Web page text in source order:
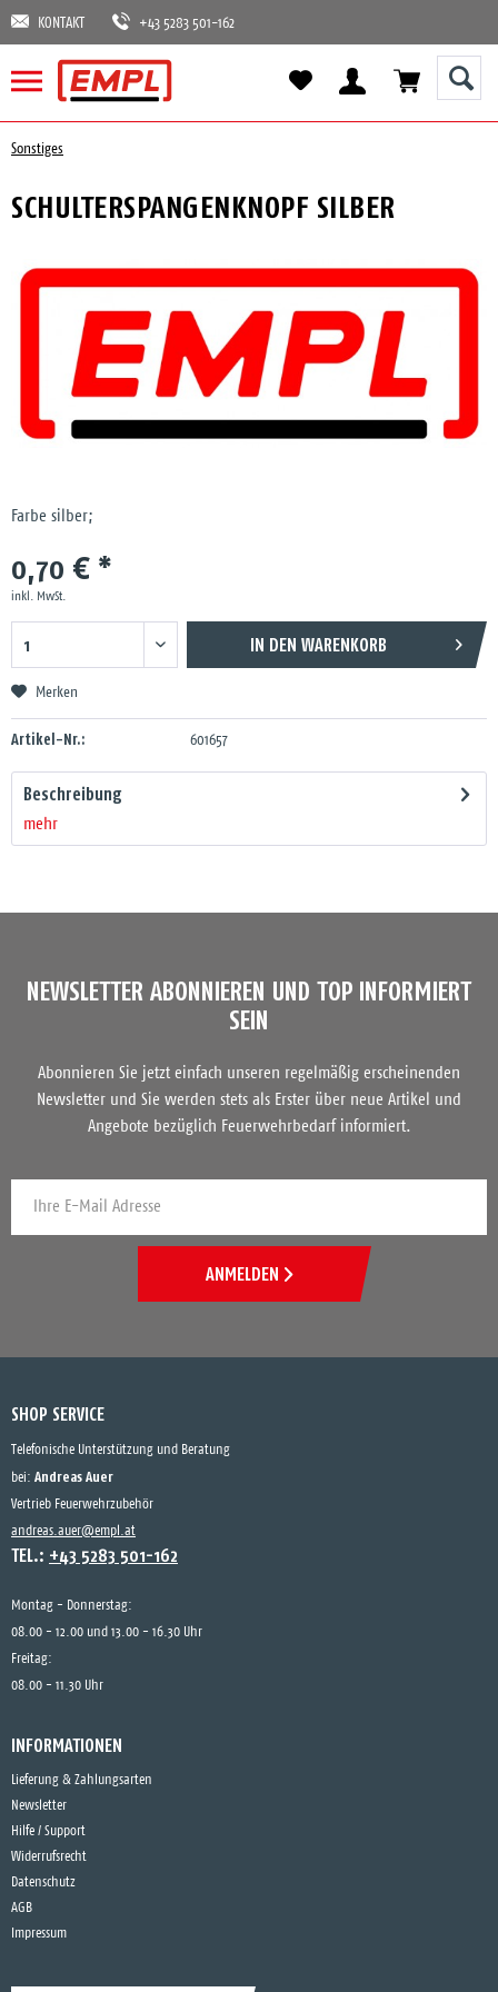
KONTAKT +43 5283 501-162
Sonstiges
SCHULTERSPANGENKNOPF SILBER
Farbe silber;
0,70 € *
inkl. MwSt.
IN DEN WARENKORB
Merken
Artikel-Nr.: 601657
Beschreibung
mehr
NEWSLETTER ABONNIEREN UND TOP INFORMIERT
SEIN
Abonnieren Sie jetzt einfach unseren regelmäßig erscheinenden
Newsletter und Sie werden stets als Erster über neue Artikel und
Angebote bezüglich Feuerwehrbedarf informiert.
ANMELDEN
SHOP SERVICE
Telefonische Unterstützung und Beratung
bei: Andreas Auer
Vertrieb Feuerwehrzubehör
andreas.auer@empl.at
TEL.: +43 5283 501-162
Montag - Donnerstag:
08.00 - 12.00 und 13.00 - 16.30 Uhr
Freitag:
08.00 - 11.30 Uhr
INFORMATIONEN
Lieferung & Zahlungsarten
Newsletter
Hilfe / Support
Widerrufsrecht
Datenschutz
AGB
Impressum